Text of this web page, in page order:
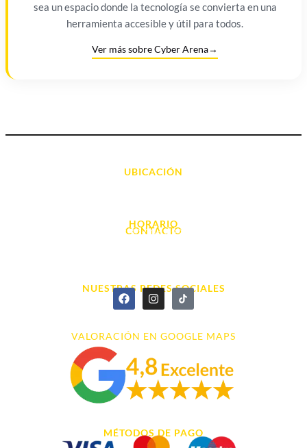
sea un espacio donde la tecnología se convierta en una
herramienta accesible y útil para todos.
Ver más sobre Cyber Arena→
UBICACIÓN
HORARIO
L. - S. 10:00h a 22:00h
CONTACTO
NUESTRAS REDES SOCIALES
VALORACIÓN EN GOOGLE MAPS
MÉTODOS DE PAGO